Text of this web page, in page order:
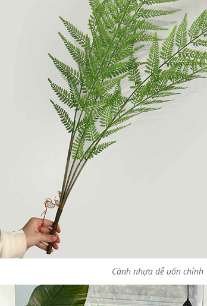
Cành nhựa dễ uốn chỉnh